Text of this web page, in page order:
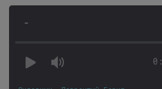
-